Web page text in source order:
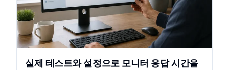
실제 테스트와 설정으로 모니터 응답 시간을